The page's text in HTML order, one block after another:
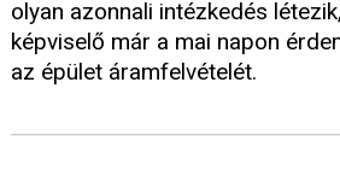
olyan azonnali intézkedés
képviselő már a mai napon
az épület áramfelvételét.